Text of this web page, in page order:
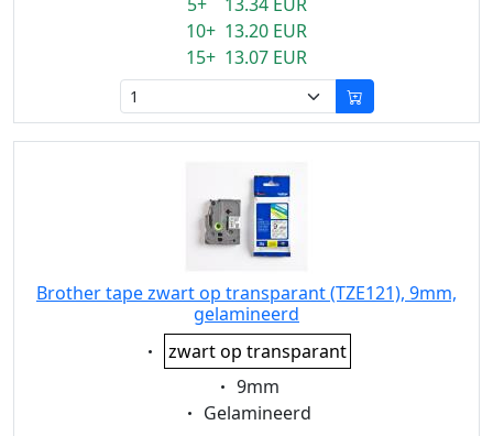
10+ 13.20 EUR
15+ 13.07 EUR
Brother tape zwart op transparant (TZE121), 9mm,
gelamineerd
Eigenschaft:
zwart op transparant
Eigenschaft:
9mm
Eigenschaft:
Gelamineerd